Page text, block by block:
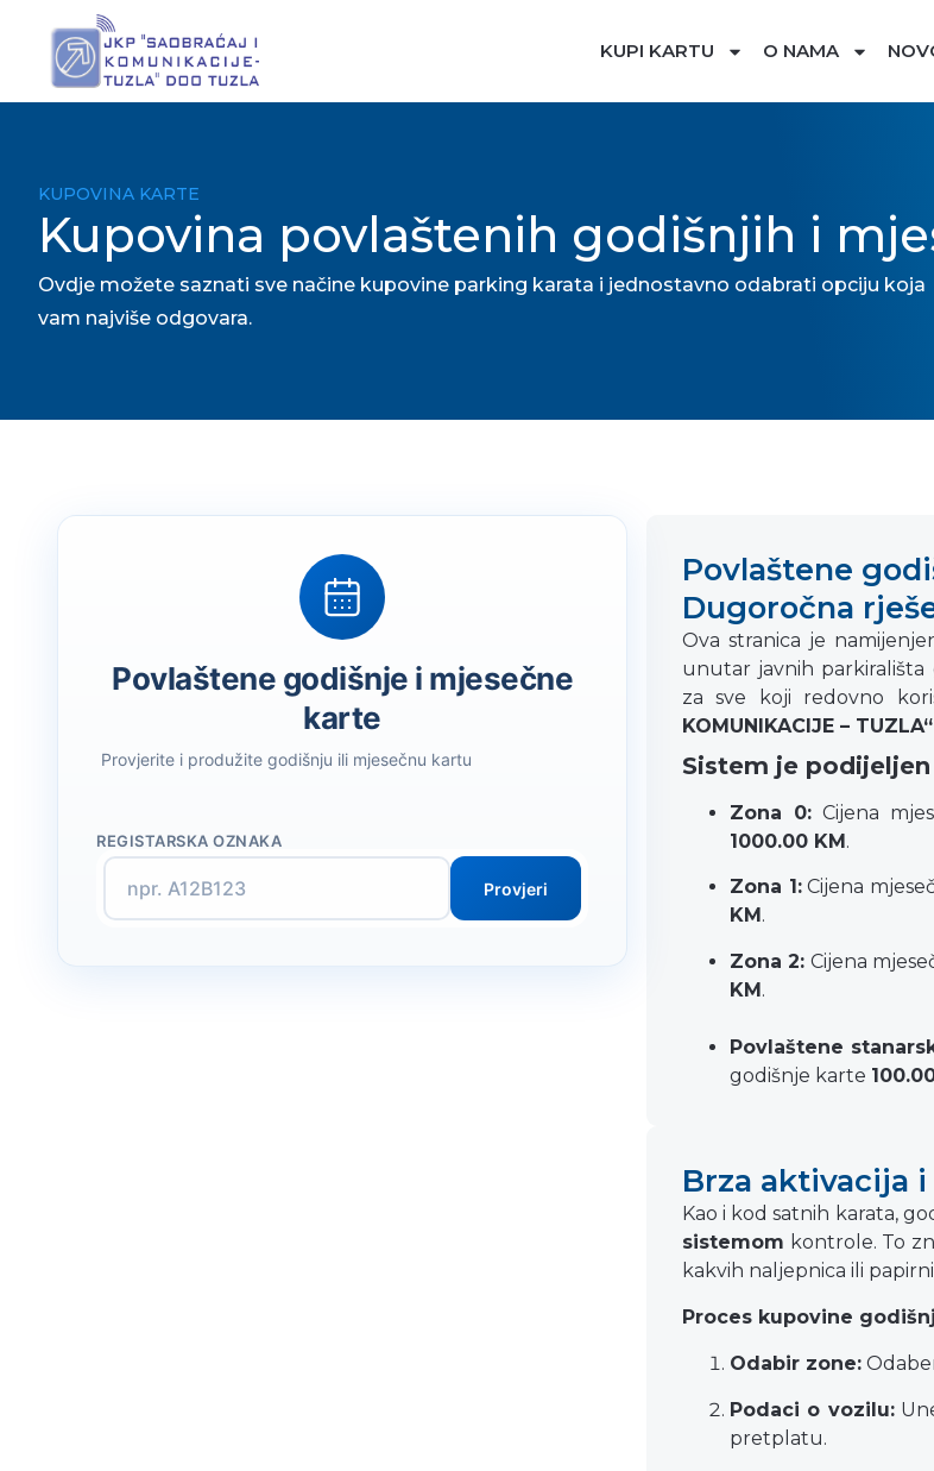
KUPI KARTU O NAMA
KUPOVINA KARTE
Kupovina povlaštenih godišnjih i
Ovdje možete saznati sve načine kupovine parking karata i jednostavno odabrati opciju koja
vam najviše odgovara.
Povlaštene godišnje i mjesečne
karte
Provjerite i produžite godišnju ili mjesečnu kartu
REGISTARSKA OZNAKA
Provjeri
Povlaštene
Dugoročna
Ova stranica je
unutar javnih parkirališta
za sve koji redovno
KOMUNIKACIJE –
Sistem je
Zona 0: Cijena
1000.00 KM.
Zona 1:Cijena
KM .
Zona 2: Cijena
KM.
Povlaštene
godišnje karte
Brza aktivacija
Kao i kod satnih karata,
sistemom kontrole. To
kakvih naljepnica ili
Proces kupovine
Odabir zone:
Podaci o vozilu:
pretplatu.